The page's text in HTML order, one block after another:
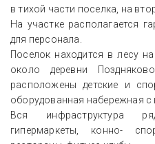
в тихой части поселка, на
На участке располагается
для персонала.
Поселок находится в лесу
около деревни
расположены детские и
оборудованная набережная с
Вся инфраструктура
гипермаркеты, конно-